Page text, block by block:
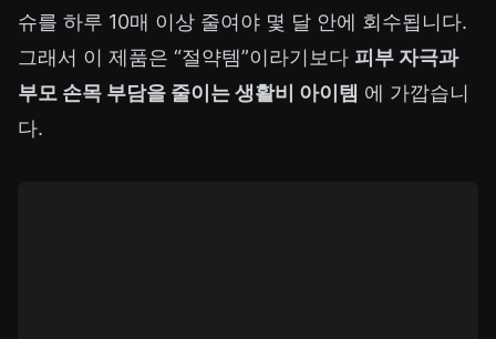
슈를 하루 10매 이상 줄여야 몇 달 안에 회수됩니다.
그래서 이 제품은 “절약템”이라기보다 피부 자극과
부모 손목 부담을 줄이는 생활비 아이템 에 가깝습니
다.